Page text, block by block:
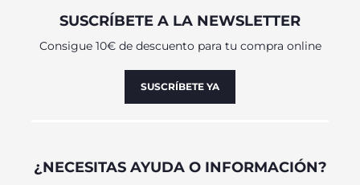
SUSCRÍBETE A LA NEWSLETTER
Consigue 10€ de descuento para tu compra online
SUSCRÍBETE YA
¿NECESITAS AYUDA O INFORMACIÓN?